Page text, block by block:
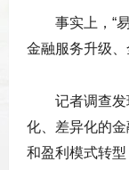
事实上，“
金融服务升级、
记者调查
化、差异化的
和盈利模式转型